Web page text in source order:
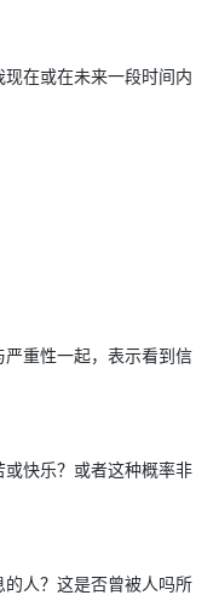
在或在未来一段时间内
重性一起，表示看到信
快乐？或者这种概率非
人？这是否曾被人吗所